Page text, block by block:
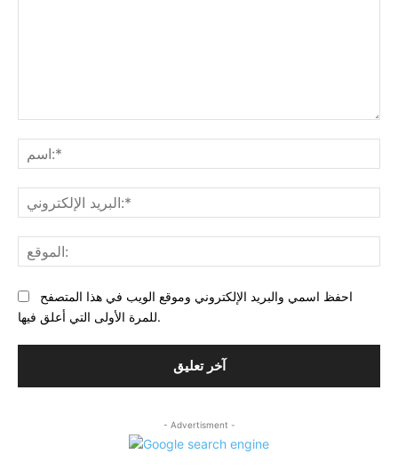
احفظ اسمي والبريد الإلكتروني وموقع الويب في هذا المتصفح
للمرة الأولى التي أعلق فيها.
- Advertisment -